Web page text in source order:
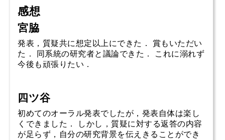
感想
宮脇
発表，質疑共に想定以上にできた． 賞もいただい
た． 同系統の研究者と議論できた． これに溺れず
今後も頑張りたい．
四ツ谷
初めてのオーラル発表でしたが，発表自体は楽し
くできました． しかし，質疑に対する返答の内容
が足らず，自分の研究背景を伝えきることができ